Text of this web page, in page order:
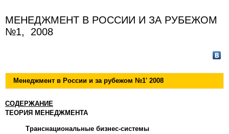
МЕНЕДЖМЕНТ В РОССИИ И ЗА РУБЕЖОМ
№1, 2008
Менеджмент в России и за рубежом №1' 2008
СОДЕРЖАНИЕ
ТЕОРИЯ МЕНЕДЖМЕНТА
Транснациональные бизнес-системы